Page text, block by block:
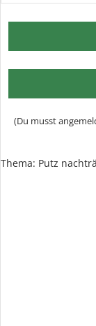
(Du musst
Thema: Putz